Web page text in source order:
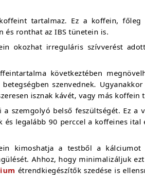
tartalmaz. Ez a koffein, főleg
és ronthat az IBS tünetein is.
okozhat irreguláris szívverést
következtében
szenvednek.
isznak kávét, vagy más koffein
szemgolyó belső feszültségét. Ez a
legalább 90 perccel a koffeines ital
kimoshatja a testből a
Ahhoz, hogy minimalizáljuk
étrendkiegészítők szedése is